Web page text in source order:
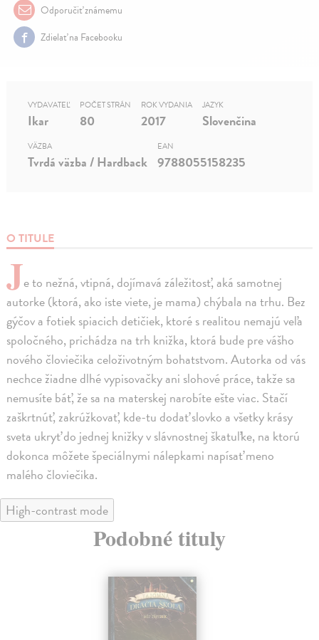
Odporučiť známemu
Zdielať na Facebooku
O TITULE
Je to nežná, vtipná, dojímavá záležitosť, aká samotnej
autorke (ktorá, ako iste viete, je mama) chýbala na trhu. Bez
gýčov a fotiek spiacich detičiek, ktoré s realitou nemajú veľa
spoločného, prichádza na trh knižka, ktorá bude pre vášho
nového človiečika celoživotným bohatstvom. Autorka od vás
nechce žiadne dlhé vypisovačky ani slohové práce, takže sa
nemusíte báť, že sa na materskej narobíte ešte viac. Stačí
zaškrtnúť, zakrúžkovať, kde-tu dodať slovko a všetky krásy
sveta ukryť do jednej knižky v slávnostnej škatuľke, na ktorú
dokonca môžete špeciálnymi nálepkami napísať meno
malého človiečika.
VYDAVATEĽ
Ikar
POČET STRÁN
80
ROK VYDANIA
2017
JAZYK
Slovenčina
VÄZBA
Tvrdá väzba / Hardback
EAN
9788055158235
High-contrast mode
Podobné tituly